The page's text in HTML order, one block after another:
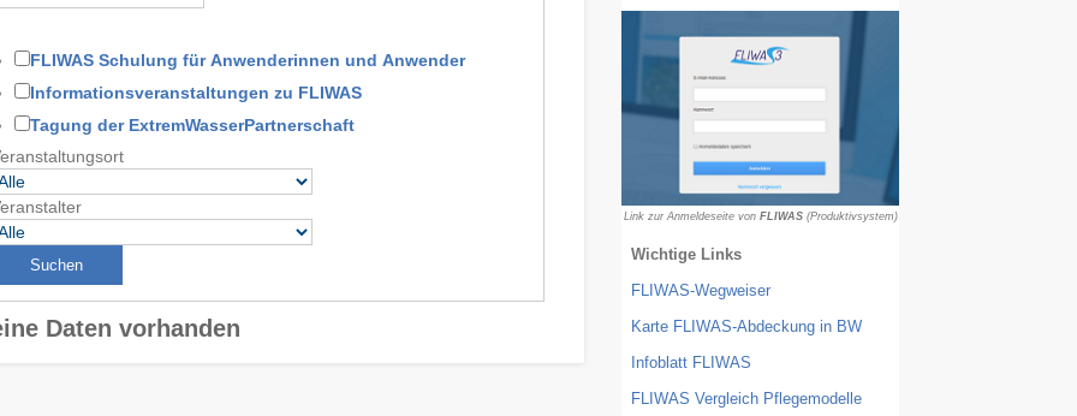
FLIWAS Schulung für Anwenderinnen und Anwender
Informationsveranstaltungen zu FLIWAS
Tagung der ExtremWasserPartnerschaft
Daten vorhanden
Link zur Anmeldeseite von FLIWAS(Produktivsystem)
Wichtige Links
FLIWAS-Wegweiser
Karte FLIWAS-Abdeckung in BW
Infoblatt FLIWAS
FLIWAS Vergleich Pflegemodelle